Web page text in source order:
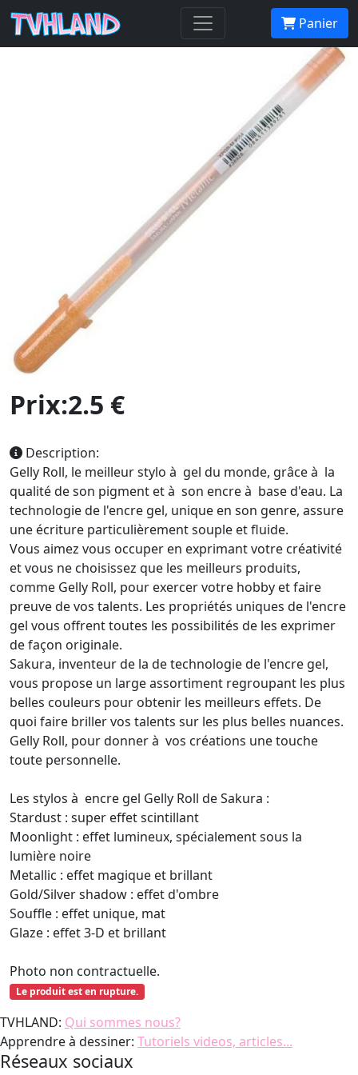
Panier
GELLY ROLL Metallic Cuivre
Prix:2.5 €
Description:
Gelly Roll, le meilleur stylo à gel du monde, grâce à la
qualité de son pigment et à son encre à base d'eau. La
technologie de l'encre gel, unique en son genre, assure
une écriture particulièrement souple et fluide.
Vous aimez vous occuper en exprimant votre créativité
et vous ne choisissez que les meilleurs produits,
comme Gelly Roll, pour exercer votre hobby et faire
preuve de vos talents. Les propriétés uniques de l'encre
gel vous offrent toutes les possibilités de les exprimer
de façon originale.
Sakura, inventeur de la de technologie de l'encre gel,
vous propose un large assortiment regroupant les plus
belles couleurs pour obtenir les meilleurs effets. De
quoi faire briller vos talents sur les plus belles nuances.
Gelly Roll, pour donner à vos créations une touche
toute personnelle.
Les stylos à encre gel Gelly Roll de Sakura :
Stardust : super effet scintillant
Moonlight : effet lumineux, spécialement sous la
lumière noire
Metallic : effet magique et brillant
Gold/Silver shadow : effet d'ombre
Souffle : effet unique, mat
Glaze : effet 3-D et brillant
Photo non contractuelle.
Le produit est en rupture.
TVHLAND: Qui sommes nous?
Apprendre à dessiner: Tutoriels videos, articles...
Réseaux sociaux